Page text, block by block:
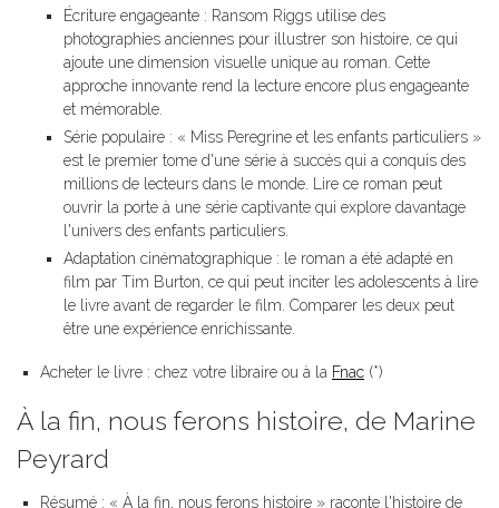
Écriture engageante : Ransom Riggs utilise des
photographies anciennes pour illustrer son histoire, ce qui
ajoute une dimension visuelle unique au roman. Cette
approche innovante rend la lecture encore plus engageante
et mémorable.
Série populaire : « Miss Peregrine et les enfants particuliers »
est le premier tome d'une série à succès qui a conquis des
millions de lecteurs dans le monde. Lire ce roman peut
ouvrir la porte à une série captivante qui explore davantage
l'univers des enfants particuliers.
Adaptation cinématographique : le roman a été adapté en
film par Tim Burton, ce qui peut inciter les adolescents à lire
le livre avant de regarder le film. Comparer les deux peut
être une expérience enrichissante.
Acheter le livre : chez votre libraire ou à la Fnac (*)
À la fin, nous ferons histoire, de Marine
Peyrard
Résumé : « À la fin, nous ferons histoire » raconte l'histoire de